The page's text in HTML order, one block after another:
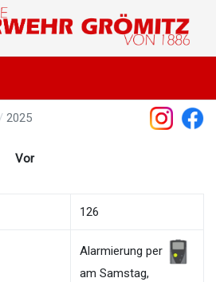
2025
Vor
126
Alarmierung per
am Samstag,